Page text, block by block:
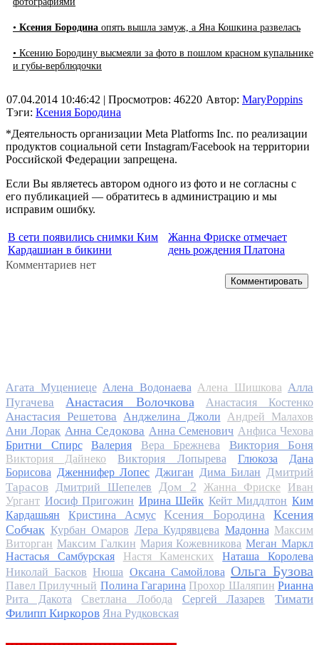
• Ксения Бородина опять вышла замуж, а Яна Кошкина развелась
• Ксению Бородину высмеяли за фото в пошлом красном купальнике
и губы-верблюдочки
07.04.2014 10:46:42 | Просмотров: 46220
Тэги: Ксения Бородина
Автор: MaryPoppins
*Деятельность организации Meta Platforms Inc. по реализации
продуктов социальной сети Instagram/Facebook на территории
Российской Федерации запрещена.
Если Вы являетесь автором одного из фото и не согласны с
его публикацией — обратитесь в администрацию и мы
исправим ошибку.
В сети появились снимки Ким
Кардашиан в бикини
Жанна Фриске отмечает
день рождения Платона
Комментариев нет
Комментировать
Агата Муцениеце Алена Водонаева Алена Шишкова Алла
Пугачева
Анастасия Волочкова Анастасия Костенко
Анастасия Решетова Анджелина Джоли
Андрей Малахов
Ани Лорак Анна Седокова Анна Семенович Анфиса Чехова
Бритни Спирс
Валерия Вера Брежнева Виктория Боня
Виктория Дайнеко Виктория Лопырева Глюкоза
Дана
Борисова Дженнифер Лопес Джиган Дима Билан Дмитрий
Тарасов
Дмитрий Шепелев Дом 2 Жанна Фриске
Иван
Ургант Иосиф Пригожин Ирина Шейк Кейт Миддлтон Ким
Кардашьян
Кристина Асмус Ксения Бородина
Ксения
Собчак Курбан Омаров Лера Кудрявцева Мадонна Максим
Виторган Максим Галкин Мария Кожевникова Меган Маркл
Настасья Самбурская
Настя Каменских
Наташа Королева
Николай Басков Нюша Оксана Самойлова Ольга Бузова
Павел Прилучный Полина Гагарина Прохор Шаляпин Рианна
Рита Дакота
Светлана Лобода Сергей Лазарев
Тимати
Филипп Киркоров Яна Рудковская